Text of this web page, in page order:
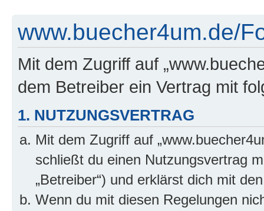
www.buecher4um.de/
Mit dem Zugriff auf
dem Betreiber ein Vertrag mit
1. NUTZUNGSVERTRAG
Mit dem Zugriff auf
schließt du einen Nutzungsvertrag
„Betreiber“) und erklärst dich mit
Wenn du mit diesen Regelungen